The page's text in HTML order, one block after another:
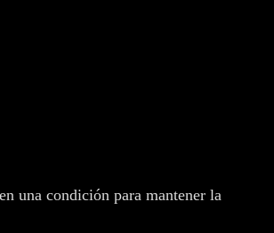
una condición para mantener la